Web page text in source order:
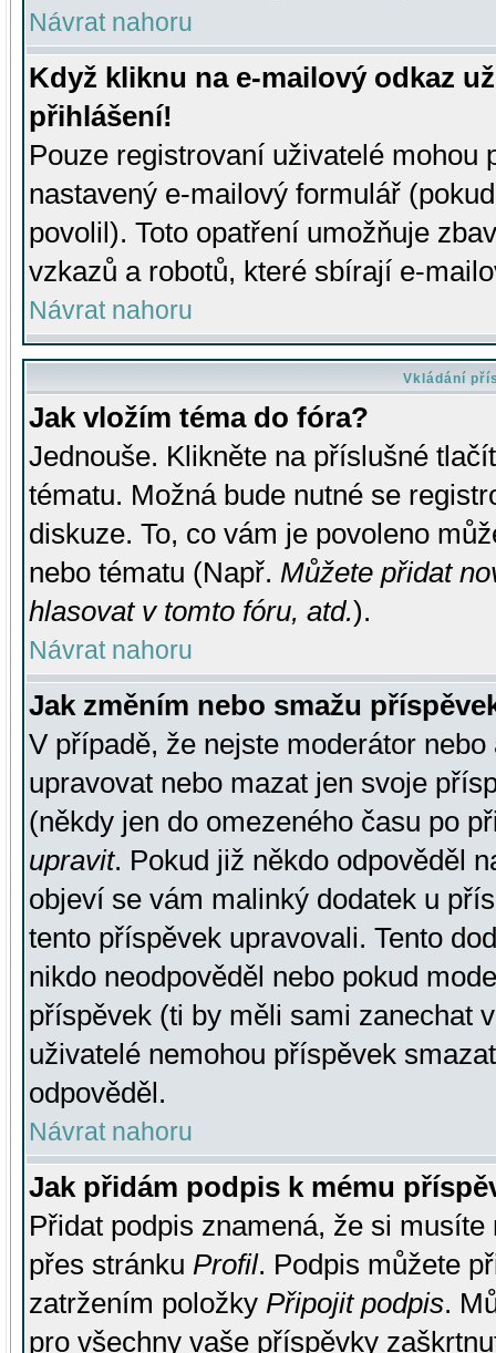
Návrat nahoru
Když kliknu na e-mailový odkaz
přihlášení!
Pouze registrovaní uživatelé mohou
nastavený e-mailový formulář
povolil). Toto opatření umožňuje
vzkazů a robotů, které sbírají e-
Návrat nahoru
Vkládání
Jak vložím téma do fóra?
Jednouše. Klikněte na příslušné
tématu. Možná bude nutné se
diskuze. To, co vám je povoleno
nebo tématu (Např. Můžete přidat
hlasovat v tomto fóru, atd.).
Návrat nahoru
Jak změním nebo smažu
V případě, že nejste moderátor
upravovat nebo mazat jen svoje
(někdy jen do omezeného času po
upravit. Pokud již někdo odpověděl
objeví se vám malinký dodatek u
tento příspěvek upravovali. Tento
nikdo neodpověděl nebo pokud
příspěvek (ti by měli sami zanechat
uživatelé nemohou příspěvek
odpověděl.
Návrat nahoru
Jak přidám podpis k mému
Přidat podpis znamená, že si
přes stránku Profil. Podpis můžete
zatržením položky Připojit podpis.
pro všechny vaše příspěvky